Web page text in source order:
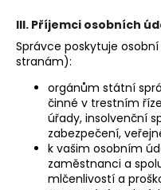
III. Příjemci osobních
Správce poskytuje
stranám):
orgánům státní
činné v trestním
úřady, insolvenční
zabezpečení,
k vašim osobním
zaměstnanci a
mlčenlivostí a